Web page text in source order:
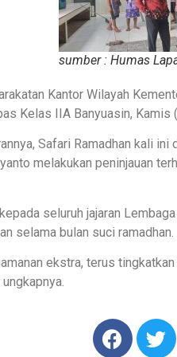
sumber : Humas
Kantor Wilayah
Kelas IIA Banyuasin, Kamis
Safari Ramadhan kali
melakukan peninjauan
seluruh jajaran
selama bulan suci ramadhan.
ekstra, terus